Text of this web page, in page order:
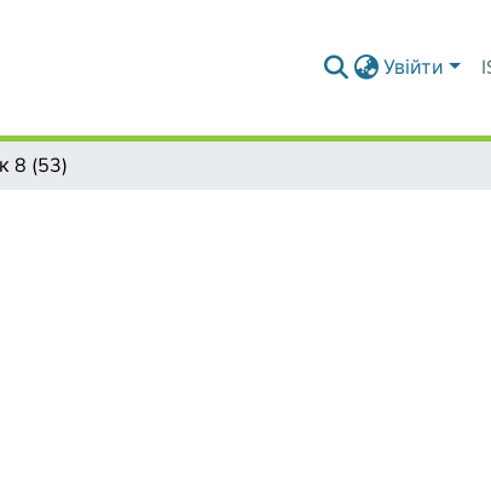
Увійти
8 (53)